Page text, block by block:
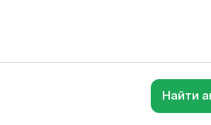
Найти